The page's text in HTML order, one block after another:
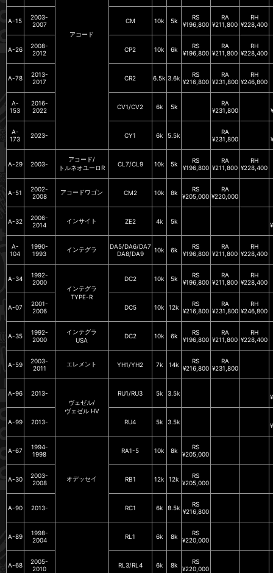
アコード
A-15
2003-
2007
CM 10k 5k
RS
¥196,800
RA
¥211,800
RH
¥228,400
A-26
2008-
2012
CP2 10k 6k
RS
¥196,800
RA
¥211,800
RH
¥228,400
A-78
2013-
2017
CR2 6.5k 3.6k
RS
¥216,800
RA
¥231,800
RH
¥246,800
A-
153
2016-
2022
CV1/CV2 6k 5k
RA
¥231,800
A-
173
2023- CY1 6k 5.5k
RA
¥231,800
A-29 2003-
アコード/
トルネオユーロR
CL7/CL9 10k 5k
RS
¥196,800
RA
¥211,800
RH
¥228,400
A-51
2002-
2008
アコードワゴン CM2 10k 8k
RS
¥205,000
RA
¥220,000
A-32
2006-
2014
インサイト ZE2 4k 5k
A-
104
1990-
1993
インテグラ
DA5/DA6/DA7
DA8/DA9
10k 6k
RS
¥196,800
RA
¥211,800
RH
¥228,400
A-34
1992-
2000
インテグラ
TYPE-R
DC2 10k 5k
RS
¥196,800
RA
¥211,800
RH
¥228,400
A-07
2001-
2006
DC5 10k 12k
RS
¥216,800
RA
¥231,800
RH
¥246,800
A-35
1992-
2000
インテグラ
USA
DC2 10k 6k
RS
¥196,800
RA
¥211,800
RH
¥228,400
A-59
2003-
2011
エレメント YH1/YH2 7k 14k
RS
¥216,800
RA
¥231,800
A-96
2013-
ヴェゼル/
ヴェゼル HV
RU1/RU3 5k 3.5k
A-99 2013- RU4 5k 3.5k
A-67
1994-
1998
オデッセイ
RA1-5 10k 8k
RS
¥205,000
A-30
2003-
2008
RB1 12k 12k
RS
¥205,000
A-90 2013- RC1 6k 8.5k
RS
¥216,800
A-89
1998-
2004
RL1 6k 8k
RS
¥220,000
A-68
2005-
2010
RL3/RL4 6k 8k
RS
¥220,000